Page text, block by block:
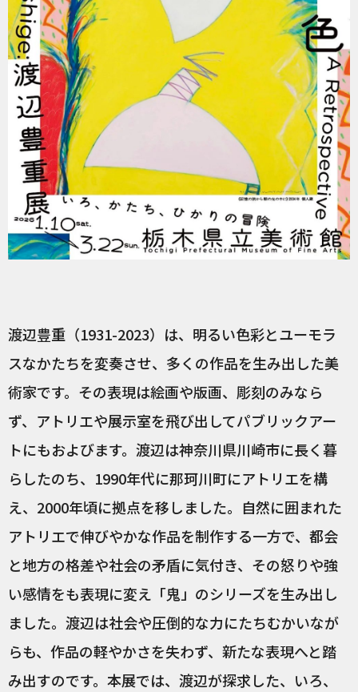
渡辺豊重（1931-2023）は、明るい色彩とユーモラ
スなかたちを変奏させ、多くの作品を生み出した美
術家です。その表現は絵画や版画、彫刻のみなら
ず、アトリエや展示室を飛び出してパブリックアー
トにもおよびます。渡辺は神奈川県川崎市に長く暮
らしたのち、1990年代に那珂川町にアトリエを構
え、2000年頃に拠点を移しました。自然に囲まれた
アトリエで伸びやかな作品を制作する一方で、都会
と地方の格差や社会の矛盾に気付き、その怒りや強
い感情をも表現に変え「鬼」のシリーズを生み出し
ました。渡辺は社会や圧倒的な力にたちむかいなが
らも、作品の軽やかさを失わず、新たな表現へと踏
み出すのです。本展では、渡辺が探求した、いろ、